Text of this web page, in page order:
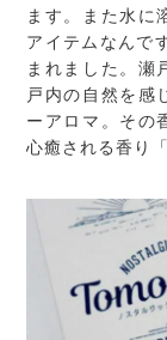
ます。また水に
アイテムなんで
まれました。瀬
戸内の自然を感
ーアロマ。その
心癒される香り